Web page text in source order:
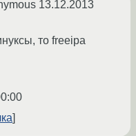
13.12.2013
то freeipa